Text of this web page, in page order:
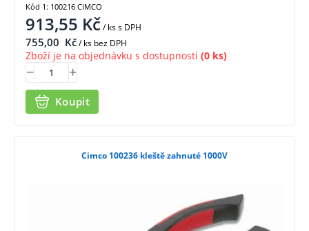
913,55 Kč/ kss DPH
755,00 Kč/ ks bez DPH
Zboží je na objednávku s dostupností (0 ks)
Koupit
Kód 1: 100216 CIMCO
Cimco 100236 kleště zahnuté 1000V